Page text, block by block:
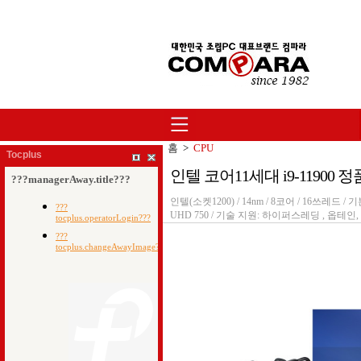
홈 > CPU
인텔 코어11세대 i9-11900
인텔(소켓1200) / 14nm / 8코어 / 16쓰레드 /
UHD 750 / 기술 지원: 하이퍼스레딩 , 옵테
Tocplus